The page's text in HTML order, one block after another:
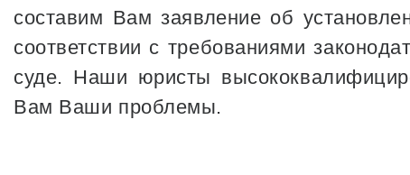
составим Вам заявление об
соответствии с требованиями
суде. Наши юристы
Вам Ваши проблемы.